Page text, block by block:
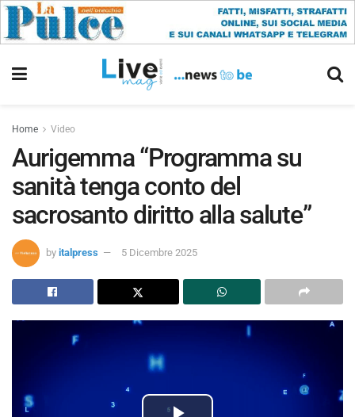
Home Video
Aurigemma “Programma su
sanità tenga conto del
sacrosanto diritto alla salute”
by italpress 5 Dicembre 2025